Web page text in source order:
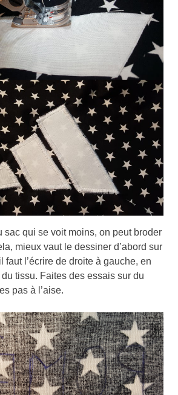
sac qui se voit moins, on peut broder
mieux vaut le dessiner d’abord sur
faut l’écrire de droite à gauche, en
du tissu. Faites des essais sur du
pas à l’aise.